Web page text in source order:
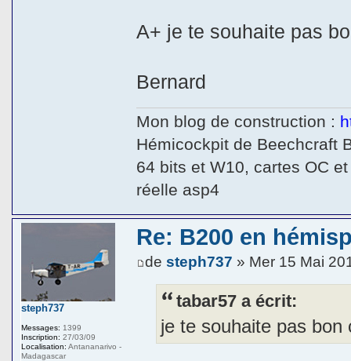
A+ je te souhaite pas
Bernard
Mon blog de construction :
Hémicockpit de Beechcraft
64 bits et W10, cartes OC
réelle asp4
Re: B200 en
desteph737 » Mer 15 Mai
tabar57 a écrit:
je te souhaite pas
steph737
Messages: 1399
Inscription: 27/03/09
Localisation: Antananarivo -
Madagascar